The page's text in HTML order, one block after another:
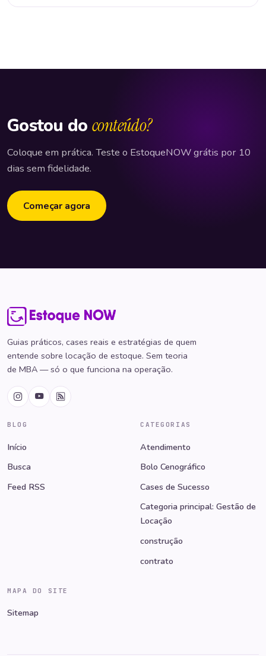
Gostou do conteúdo?
Coloque em prática. Teste o EstoqueNOW grátis por 10
dias sem fidelidade.
Começar agora
Guias práticos, cases reais e estratégias de quem
entende sobre locação de estoque. Sem teoria
de MBA — só o que funciona na operação.
BLOG
Início
Busca
Feed RSS
CATEGORIAS
Atendimento
Bolo Cenográfico
Cases de Sucesso
Categoria principal: Gestão de
Locação
construção
contrato
MAPA DO SITE
Sitemap